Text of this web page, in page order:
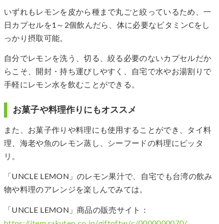
いずれもレモンを皮から種まで丸ごと絞っているため、一
日カプセルを1～2個飲んだら、体に必要なビタミンCをし
っかり摂取可能。
自分でレモンを洗う、切る、絞る必要のないカプセルだか
らこそ、開封・持ち運びしやすく、自宅で水やお湯割りで
手軽にレモン水を飲むことができる。
お菓子や料理作りにもオススメ
また、お菓子作りや料理にも使用することができ、タイ料
理、海老や魚のレモン蒸し、シーフードの料理にピッタ
リ。
「UNCLE LEMON」のレモン果汁で、自宅でも台湾の飲み
物や料理のアレンジを楽しんでみては。
「UNCLE LEMON」商品の販売サイト：